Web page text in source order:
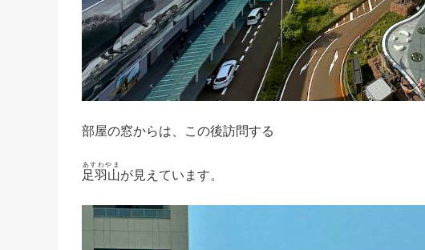
部屋の窓からは、この後訪問する
足羽山
あすわやま
が見えています。